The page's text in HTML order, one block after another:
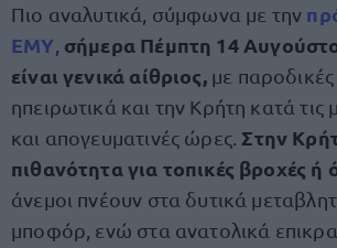
Πιο αναλυτικά, σύμφωνα με την
ΕΜΥ σήμερα Πέμπτη 14
είναι γενικά αίθριος,με
ηπειρωτικά και την Κρήτη κατά τις
και απογευματινές ώρες. Στην
πιθανότητα για τοπικές βροχές ή
άνεμοι πνέουν στα δυτικά
μποφόρ, ενώ στα ανατολικά